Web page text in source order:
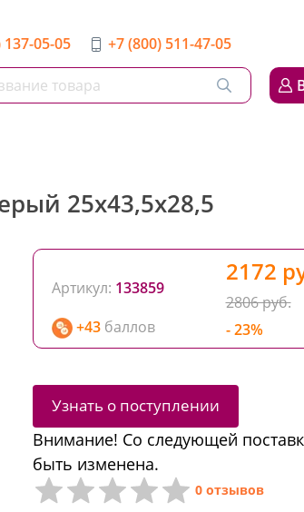
137-05-05 +7 (800) 511-47-05
25х43,5х28,5
Артикул: 133859
+43 баллов
2172
2806 руб.
- 23%
Узнать о поступлении
Внимание! Со следующей
быть изменена.
0 отзывов